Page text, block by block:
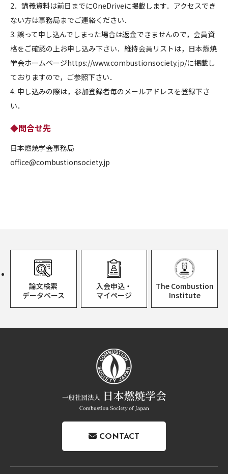
2．講義資料は前日までにOneDriveに掲載します．アクセスでき
ない方は事務局までご連絡ください．
3. 誤って申し込んでしまった場合は返金できませんので，会員資
格をご確認の上お申し込み下さい．維持会員リストは，日本燃焼
学会ホームページhttps://www.combustionsociety.jp/に掲載し
ておりますので，ご参照下さい．
4. 申し込みの際は，参加登録者毎のメールアドレスを登録下さ
い．
◆問合せ先
日本燃焼学会事務局
office@combustionsociety.jp
論文検索
データベース
入会申込・
マイページ
The Combustion
Institute
CONTACT